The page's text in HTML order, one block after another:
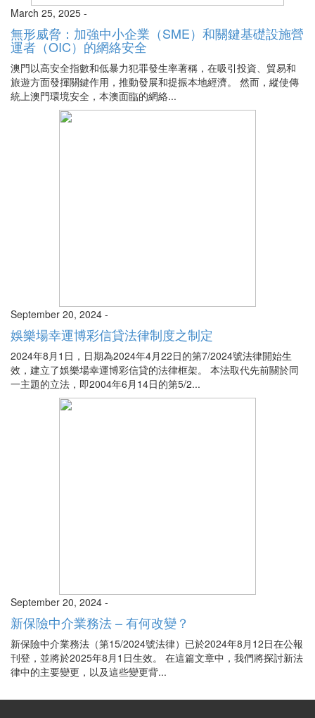
March 25, 2025 -
無形威脅：加強中小企業（SME）和關鍵基礎設施營
運者（OIC）的網絡安全
澳門以高安全指數和低暴力犯罪發生率著稱，在吸引投資、貿易和
旅遊方面發揮關鍵作用，推動發展和提振本地經濟。 然而，縱使傳
統上澳門環境安全，本澳面臨的網絡...
September 20, 2024 -
娛樂場幸運博彩信貸法律制度之制定
2024年8月1日，日期為2024年4月22日的第7/2024號法律開始生
效，建立了娛樂場幸運博彩信貸的法律框架。 本法取代先前關於同
一主題的立法，即2004年6月14日的第5/2...
September 20, 2024 -
新保險中介業務法 – 有何改變？
新保險中介業務法（第15/2024號法律）已於2024年8月12日在公報
刊登，並將於2025年8月1日生效。 在這篇文章中，我們將探討新法
律中的主要變更，以及這些變更背...